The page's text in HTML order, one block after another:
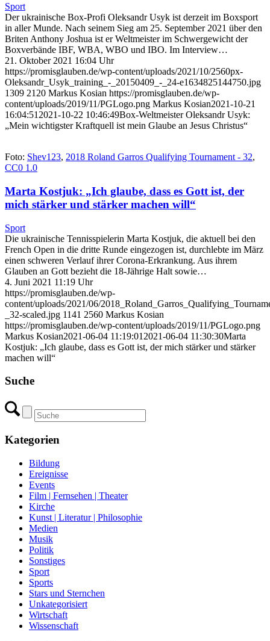
Sport
Der ukrainische Box-Profi Oleksandr Usyk ist derzeit im Boxsport
in aller Munde. Nach seinem Sieg am 25. September 2021 über den
Briten Anthony Joshua ist er Weltmeister im Schwergewicht der
Boxverbände IBF, WBA, WBO und IBO. Im Interview…
21. Oktober 2021 16:04 Uhr
https://promisglauben.de/wp-content/uploads/2021/10/2560px-
Oleksandr_Usyk_training_-_20150409_-_24-e1634825144750.jpg
1309 2120 Markus Kosian https://promisglauben.de/wp-
content/uploads/2019/11/PGLogo.png Markus Kosian2021-10-21
16:04:51 2021-10-22 10:46:49Box-Weltmeister Oleksandr Usyk:
„Mein wichtigster Kraftquell ist mein Glaube an Jesus Christus“
Foto: Shev123, 2018 Roland Garros Qualifying Tournament - 32,
CC0 1.0
Marta Kostjuk: „Ich glaube, dass es Gott ist, der
mich stärker und stärker machen will“
Sport
Die ukrainische Tennisspielerin Marta Kostjuk, die aktuell bei den
French Open in die dritte Runde eingezogen ist, durchlebte im März
einen schweren Verlauf ihrer Corona-Erkrankung. Aus ihrem
Glauben an Gott bezieht die 18-Jährige Halt sowie…
4. Juni 2021 11:19 Uhr
https://promisglauben.de/wp-
content/uploads/2021/06/
_32-scaled.jpg 1141 2560 Markus Kosian
https://promisglauben.de/wp-content/uploads/2019/11/PGLogo.png
Markus Kosian2021-06-04 11:19:01 2021-06-04 11:30:30Marta
Kostjuk: „Ich glaube, dass es Gott ist, der mich stärker und stärker
machen will“
Suche
Kategorien
Bildung
Ereignisse
Events
Film | Fernsehen | Theater
Kirche
Kunst | Literatur | Philosophie
Medien
Musik
Politik
Sonstiges
Sport
Sports
Stars und Sternchen
Unkategorisiert
Wirtschaft
Wissenschaft